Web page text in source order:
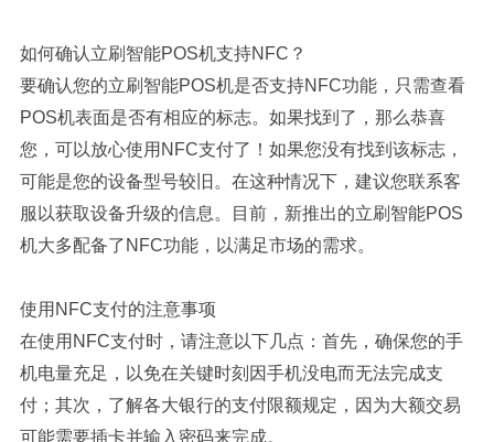
如何确认立刷智能POS机支持NFC？
要确认您的立刷智能POS机是否支持NFC功能，只需查看
POS机表面是否有相应的标志。如果找到了，那么恭喜
您，可以放心使用NFC支付了！如果您没有找到该标志，
可能是您的设备型号较旧。在这种情况下，建议您联系客
服以获取设备升级的信息。目前，新推出的立刷智能POS
机大多配备了NFC功能，以满足市场的需求。
使用NFC支付的注意事项
在使用NFC支付时，请注意以下几点：首先，确保您的手
机电量充足，以免在关键时刻因手机没电而无法完成支
付；其次，了解各大银行的支付限额规定，因为大额交易
可能需要插卡并输入密码来完成。